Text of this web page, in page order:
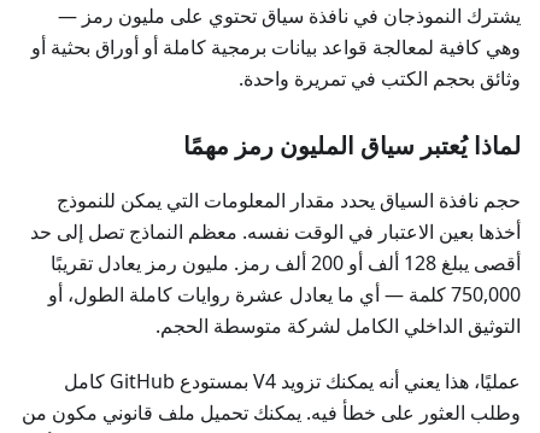
يشترك النموذجان في نافذة سياق تحتوي على مليون رمز —
وهي كافية لمعالجة قواعد بيانات برمجية كاملة أو أوراق بحثية أو
وثائق بحجم الكتب في تمريرة واحدة.
لماذا يُعتبر سياق المليون رمز مهمًا
حجم نافذة السياق يحدد مقدار المعلومات التي يمكن للنموذج
أخذها بعين الاعتبار في الوقت نفسه. معظم النماذج تصل إلى حد
أقصى يبلغ 128 ألف أو 200 ألف رمز. مليون رمز يعادل تقريبًا
750,000 كلمة — أي ما يعادل عشرة روايات كاملة الطول، أو
التوثيق الداخلي الكامل لشركة متوسطة الحجم.
عمليًا، هذا يعني أنه يمكنك تزويد V4 بمستودع GitHub كامل
وطلب العثور على خطأ فيه. يمكنك تحميل ملف قانوني مكون من